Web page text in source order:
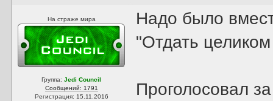
На страже мира
Группа:Jedi Council
Сообщений: 1791
Регистрация: 15.11.2016
Надо было
"Отдать
Проголосовал